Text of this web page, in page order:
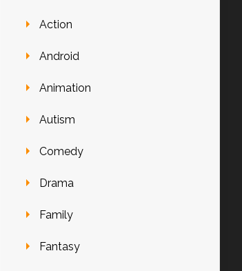
Action
Android
Animation
Autism
Comedy
Drama
Family
Fantasy